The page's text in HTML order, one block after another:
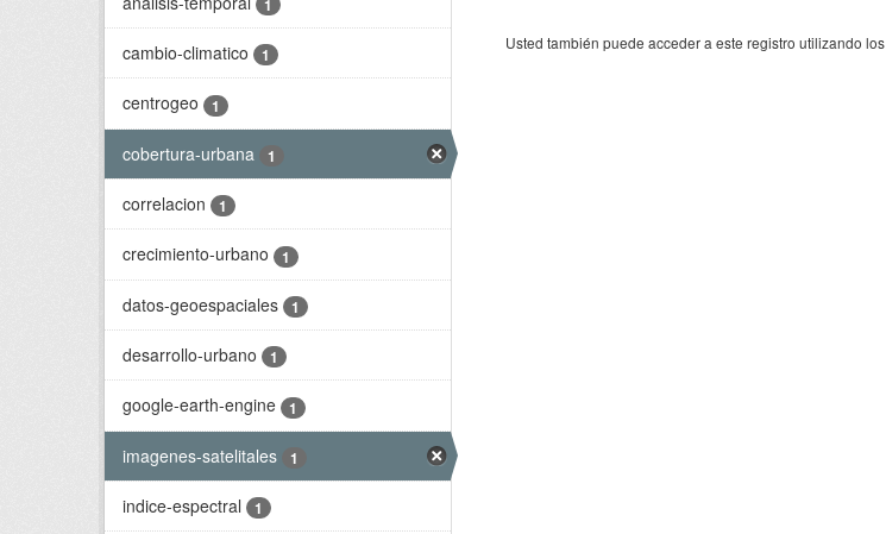
1
cambio-climatico 1
centrogeo 1
cobertura-urbana 1
correlacion 1
crecimiento-urbano 1
datos-geoespaciales 1
desarrollo-urbano 1
google-earth-engine 1
imagenes-satelitales 1
indice-espectral 1
Usted también puede acceder a este registro utilizando los